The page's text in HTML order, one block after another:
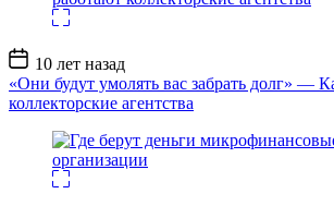
Дата
записи
10 лет назад
«Они будут умолять вас забрать долг» —
коллекторские агентства